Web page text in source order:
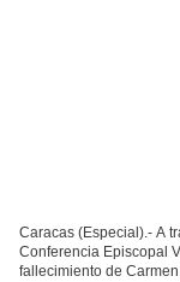
Caracas (Especial).- A
Conferencia Episcopal
fallecimiento de